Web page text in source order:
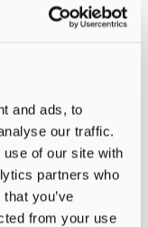
and ads, to
our traffic.
of our site with
partners who
you’ve
from your use
2